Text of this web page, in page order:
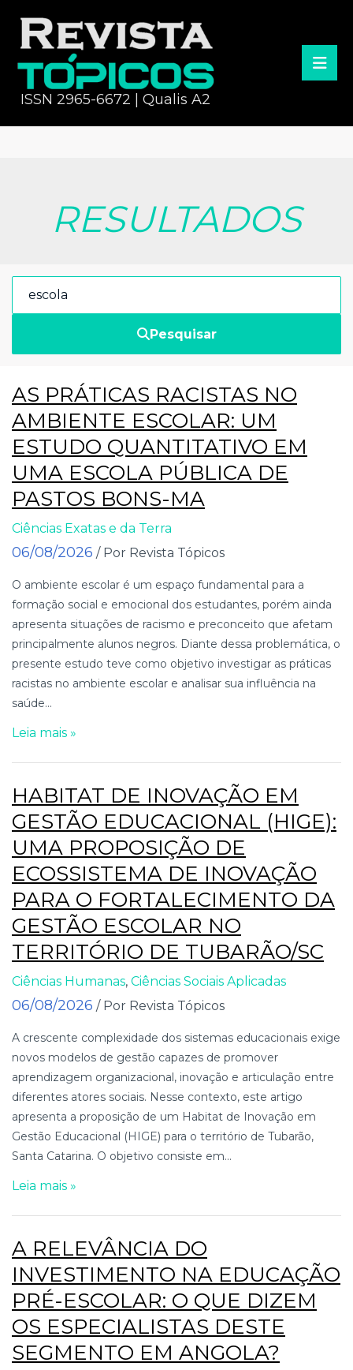
ISSN 2965-6672 | Qualis A2
RESULTADOS
Pesquisar
AS PRÁTICAS RACISTAS NO
AMBIENTE ESCOLAR: UM
ESTUDO QUANTITATIVO EM
UMA ESCOLA PÚBLICA DE
PASTOS BONS-MA
Ciências Exatas e da Terra
06/08/2026 / Por Revista Tópicos
O ambiente escolar é um espaço fundamental para a
formação social e emocional dos estudantes, porém ainda
apresenta situações de racismo e preconceito que afetam
principalmente alunos negros. Diante dessa problemática, o
presente estudo teve como objetivo investigar as práticas
racistas no ambiente escolar e analisar sua influência na
saúde...
Leia mais »
HABITAT DE INOVAÇÃO EM
GESTÃO EDUCACIONAL (HIGE):
UMA PROPOSIÇÃO DE
ECOSSISTEMA DE INOVAÇÃO
PARA O FORTALECIMENTO DA
GESTÃO ESCOLAR NO
TERRITÓRIO DE TUBARÃO/SC
Ciências Humanas, Ciências Sociais Aplicadas
06/08/2026 / Por Revista Tópicos
A crescente complexidade dos sistemas educacionais exige
novos modelos de gestão capazes de promover
aprendizagem organizacional, inovação e articulação entre
diferentes atores sociais. Nesse contexto, este artigo
apresenta a proposição de um Habitat de Inovação em
Gestão Educacional (HIGE) para o território de Tubarão,
Santa Catarina. O objetivo consiste em...
Leia mais »
A RELEVÂNCIA DO
INVESTIMENTO NA EDUCAÇÃO
PRÉ-ESCOLAR: O QUE DIZEM
OS ESPECIALISTAS DESTE
SEGMENTO EM ANGOLA?